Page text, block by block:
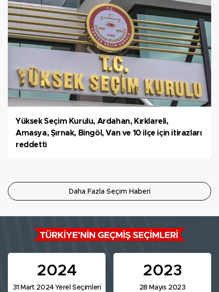
Yüksek Seçim Kurulu, Ardahan, Kırklareli,
Amasya, Şırnak, Bingöl, Van ve 10 ilçe için itirazları
reddetti
Daha Fazla Seçim Haberi
2024
31 Mart 2024 Yerel Seçimleri
2023
28 Mayıs 2023